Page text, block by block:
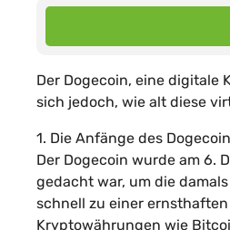
Der Dogecoin, eine digitale
sich jedoch, wie alt diese
1. Die Anfänge des
Der Dogecoin wurde am 6.
gedacht war, um die
schnell zu einer
Kryptowährungen wie